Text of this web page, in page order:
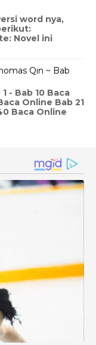
word nya,
Novel ini
Qin ~ Bab
- Bab 10 Baca
Online Bab 21
Baca Online